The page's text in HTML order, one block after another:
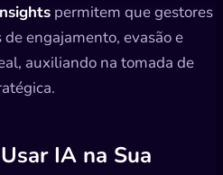
permitem que gestores
engajamento, evasão e
auxiliando na tomada de
IA na Sua